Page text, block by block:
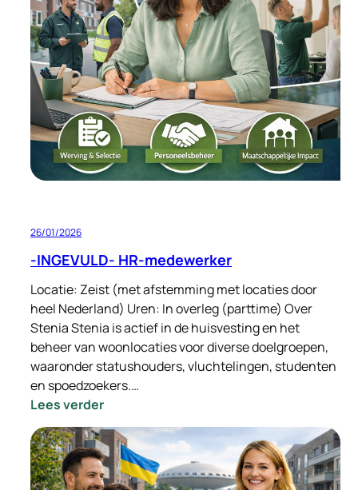
26/01/2026
-INGEVULD- HR-medewerker
Locatie: Zeist (met afstemming met locaties door
heel Nederland) Uren: In overleg (parttime) Over
Stenia Stenia is actief in de huisvesting en het
beheer van woonlocaties voor diverse doelgroepen,
waaronder statushouders, vluchtelingen, studenten
en spoedzoekers.…
Lees verder:
-
INGEVULD-
HR-
medewerker